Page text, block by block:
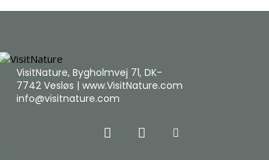
VisitNature, Bygholmvej 71, DK-
7742 Vesløs | www.VisitNature.com
info@visitnature.com